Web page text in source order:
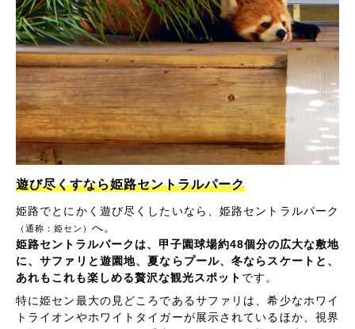
遊び尽くすなら姫路セントラルパーク
姫路でとにかく遊び尽くしたいなら、姫路セントラルパーク
（通称：姫セン） へ。
姫路セントラルパークは、甲子園球場約48個分の広大な敷地
に、サファリと遊園地、夏ならプール、冬ならスケートと、
あれもこれも楽しめる贅沢な観光スポット です。
特に姫セン最大の見どころであるサファリは、希少なホワイ
トライオンやホワイトタイガーが展示されているほか、視界